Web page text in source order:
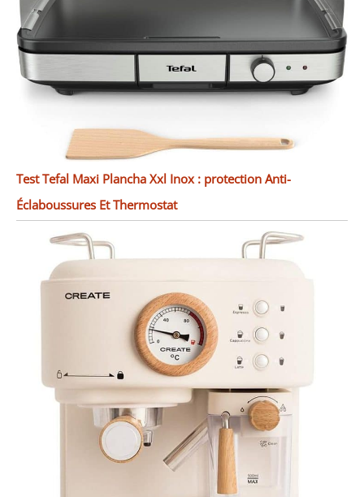
Test Tefal Maxi Plancha Xxl Inox : protection Anti-
Éclaboussures Et Thermostat